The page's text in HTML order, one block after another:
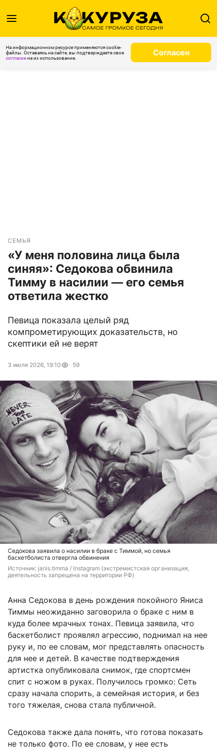
На информационном ресурсе применяются cookie-
файлы. Оставаясь на сайте, вы подтверждаете свое
согласиена их использование.
Согласен
СЕМЬЯ
«У меня половина лица была
синяя»: Седокова обвинила
Тимму в насилии — его семья
ответила жестко
Певица показала целый ряд
компрометирующих доказательств, но
скептики ей не верят
3 июля 2026, 19:10 59
Седокова заявила о насилии в браке с Тиммой, но семья
баскетболиста отвергла обвинения
Источник: janis.timma / Instagram (экстремистская организация,
деятельность запрещена на территории РФ)
Анна Седокова в день рождения покойного Яниса
Тиммы неожиданно заговорила о браке с ним в
куда более мрачных тонах. Певица заявила, что
баскетболист проявлял агрессию, поднимал на нее
руку и, по ее словам, мог представлять опасность
для нее и детей. В качестве подтверждения
артистка опубликовала снимок, где спортсмен
спит с ножом в руках. Получилось громко: Сеть
сразу начала спорить, а семейная история, и без
того тяжелая, снова стала публичной.
Седокова также дала понять, что готова показать
не только фото. По ее словам, у нее есть